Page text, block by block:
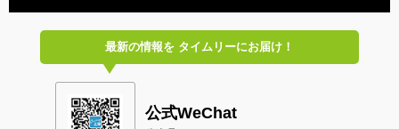
最新の情報をタイムリーにお届け！
公式WeChat